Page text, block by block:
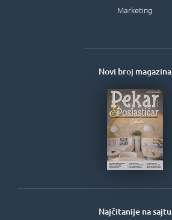
Marketing
Najčitanije na sajtu
Novi broj magazina